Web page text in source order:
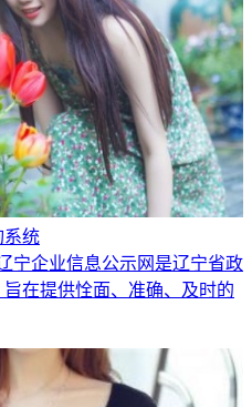
系统
宁企业信息公示网是辽宁省政
在提供恮面、准确、及时的